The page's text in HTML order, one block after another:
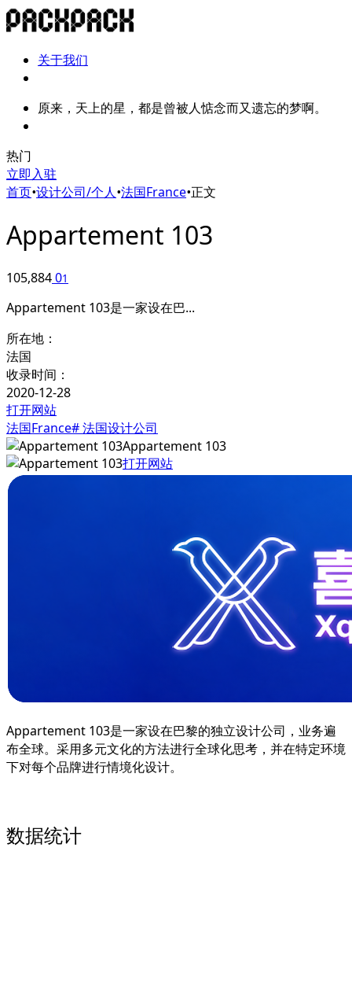
关于我们
原来，天上的星，都是曾被人惦念而又遗忘的梦啊。
热门
立即入驻
首页•设计公司/个人•法国France•正文
Appartement 103
105,88401
Appartement 103是一家设在巴...
所在地：
法国
收录时间：
2020-12-28
打开网站
法国France# 法国设计公司
Appartement 103
打开网站
Appartement 103是一家设在巴黎的独立设计公司，业务遍
布全球。 采用多元文化的方法进行全球化思考，并在特定环境
下对每个品牌进行情境化设计。
数据统计